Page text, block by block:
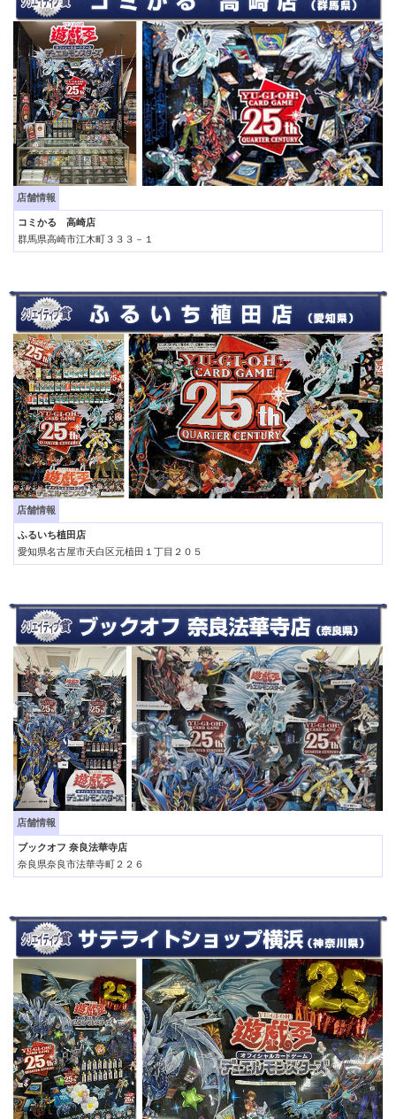
店舗情報
コミかる 高崎店
群馬県高崎市江木町３３３－１
店舗情報
ふるいち植田店
愛知県名古屋市天白区元植田１丁目２０５
店舗情報
ブックオフ 奈良法華寺店
奈良県奈良市法華寺町２２６